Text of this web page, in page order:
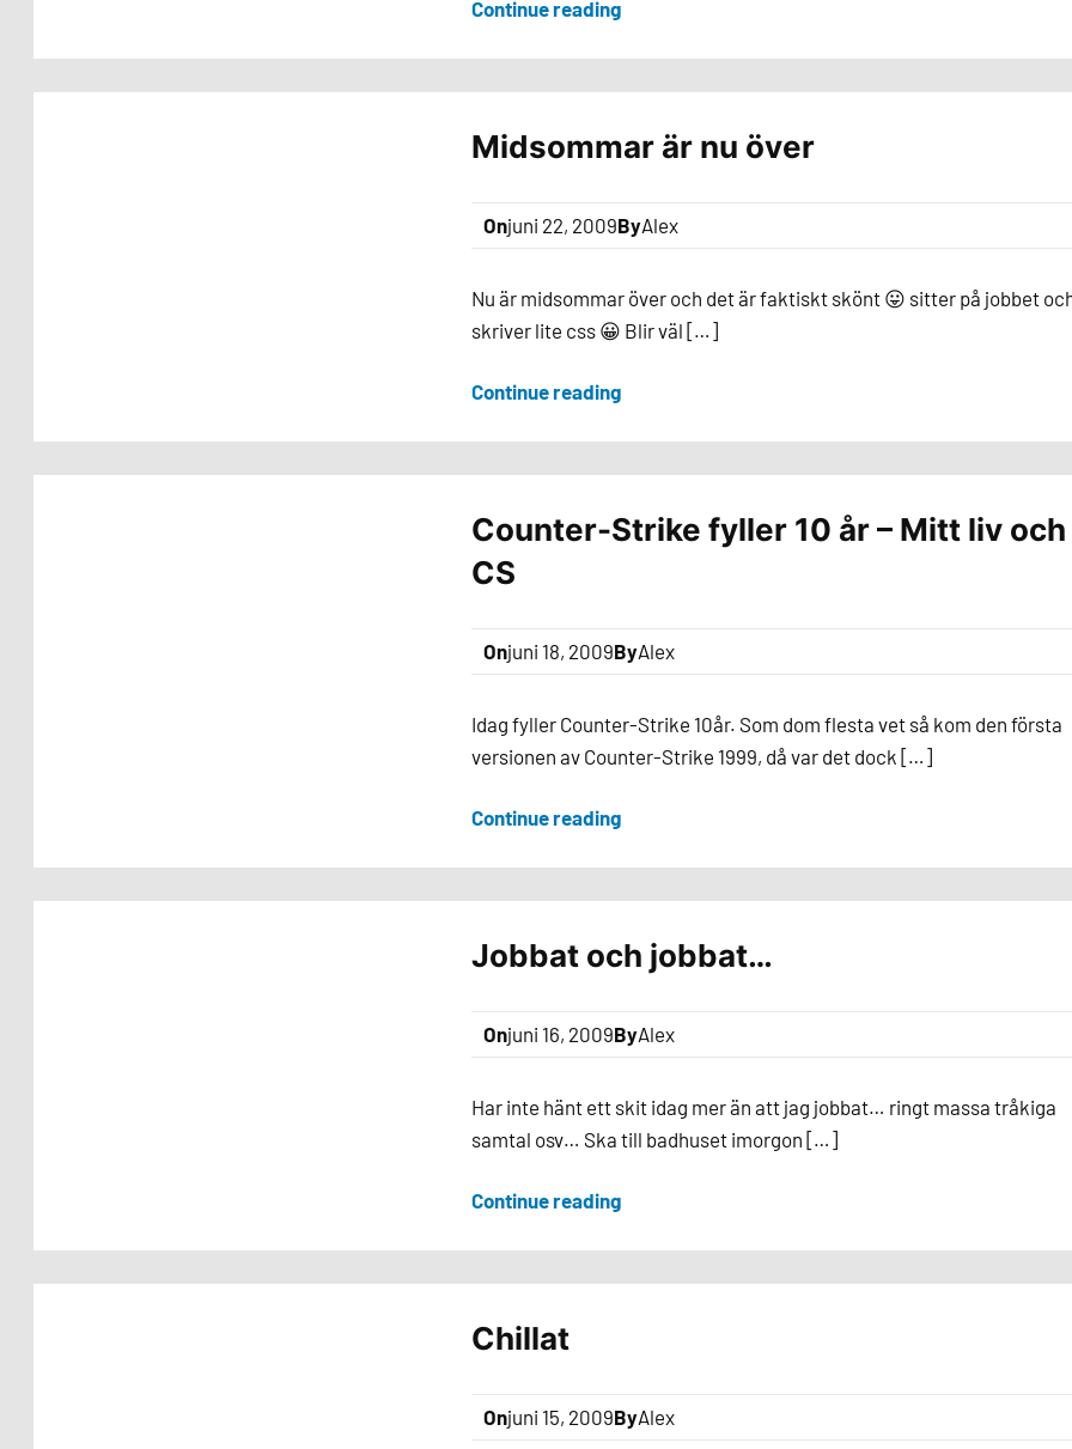
Continue reading
Midsommar är nu över
Onjuni 22, 2009ByAlex
Nu är midsommar över och det är faktiskt skönt 😛 sitter på jobbet
skriver lite css 😀 Blir väl […]
Continue reading
Counter-Strike fyller 10 år – Mitt liv och
CS
Onjuni 18, 2009ByAlex
Idag fyller Counter-Strike 10år. Som dom flesta vet så kom den första
versionen av Counter-Strike 1999, då var det dock […]
Continue reading
Jobbat och jobbat…
Onjuni 16, 2009ByAlex
Har inte hänt ett skit idag mer än att jag jobbat… ringt massa tråkiga
samtal osv… Ska till badhuset imorgon […]
Continue reading
Chillat
Onjuni 15, 2009ByAlex